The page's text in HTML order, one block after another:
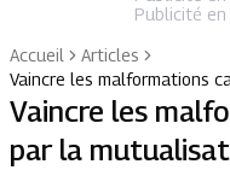
Publicité en
Accueil
Articles
Vaincre les malformations
Vaincre les
par la